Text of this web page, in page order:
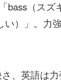
bass（スズ
い）」。力
、英語は